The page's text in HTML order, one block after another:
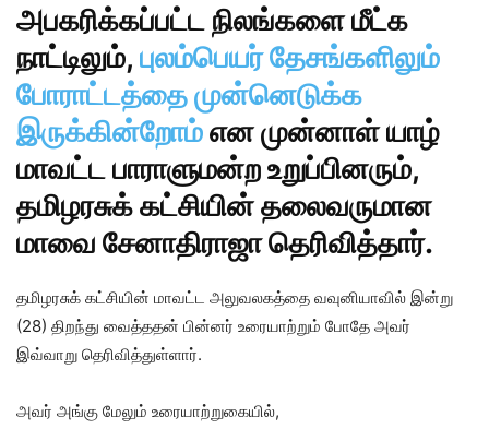
அபகரிக்கப்பட்ட நிலங்களை மீட்க
நாட்டிலும், புலம்பெயர் தேசங்களிலும்
போராட்டத்தை முன்னெடுக்க
இருக்கின்றோம்என முன்னாள் யாழ்
மாவட்ட பாராளுமன்ற உறுப்பினரும்,
தமிழரசுக் கட்சியின் தலைவருமான
மாவை சேனாதிராஜா தெரிவித்தார்.
தமிழரசுக் கட்சியின் மாவட்ட அலுவலகத்தை வவுனியாவில் இன்று
(28) திறந்து வைத்ததன் பின்னர் உரையாற்றும் போதே அவர்
இவ்வாறு தெரிவித்துள்ளார்.
அவர் அங்கு மேலும் உரையாற்றுகையில்,